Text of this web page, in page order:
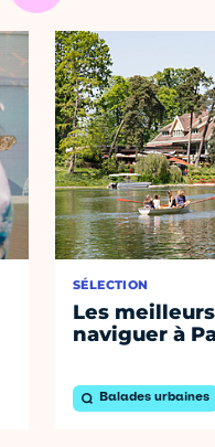
SÉLECTION
Les
naviguer à
Balades urbaines